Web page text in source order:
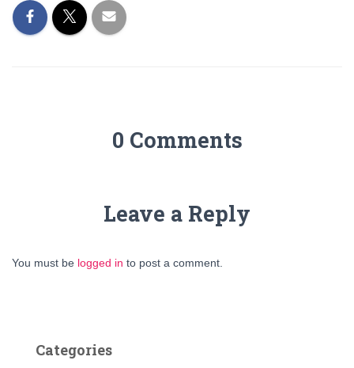
0 Comments
Leave a Reply
You must be logged in to post a comment.
Categories